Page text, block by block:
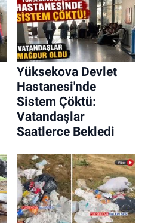
Yüksekova Devlet
Hastanesi'nde
Sistem Çöktü:
Vatandaşlar
Saatlerce Bekledi